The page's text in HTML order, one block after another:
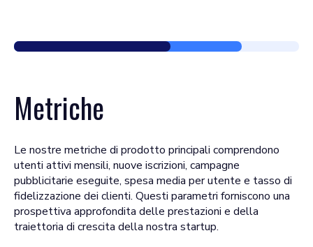
Metriche
Le nostre metriche di prodotto principali comprendono
utenti attivi mensili, nuove iscrizioni, campagne
pubblicitarie eseguite, spesa media per utente e tasso di
fidelizzazione dei clienti. Questi parametri forniscono una
prospettiva approfondita delle prestazioni e della
traiettoria di crescita della nostra startup.